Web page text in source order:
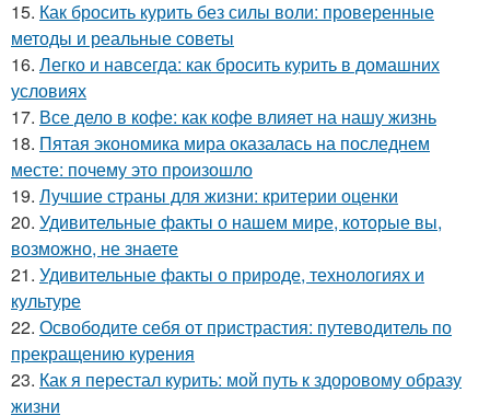
15. Как бросить курить без силы воли: проверенные
методы и реальные советы
16. Легко и навсегда: как бросить курить в домашних
условиях
17. Все дело в кофе: как кофе влияет на нашу жизнь
18. Пятая экономика мира оказалась на последнем
месте: почему это произошло
19. Лучшие страны для жизни: критерии оценки
20. Удивительные факты о нашем мире, которые вы,
возможно, не знаете
21. Удивительные факты о природе, технологиях и
культуре
22. Освободите себя от пристрастия: путеводитель по
прекращению курения
23. Как я перестал курить: мой путь к здоровому образу
жизни